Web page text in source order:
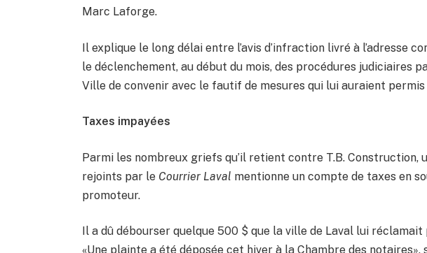
Marc Laforge.
Il explique le long délai entre l’avis d’infraction livré à l’adresse
le déclenchement, au début du mois, des procédures judiciaires
Ville de convenir avec le fautif de mesures qui lui auraient
Taxes impayées
Parmi les nombreux griefs qu’il retient contre T.B. Construction,
rejoints par le Courrier Laval mentionne un compte de taxes en
promoteur.
Il a dû débourser quelque 500 $ que la ville de Laval lui
«Une plainte a été déposée cet hiver à la Chambre des notaires»,